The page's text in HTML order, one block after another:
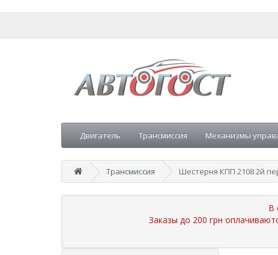
Двигатель Трансмиссия Механизмы
Трансмиссия Шестерня КПП 2108 2й
В
Заказы до 200 грн